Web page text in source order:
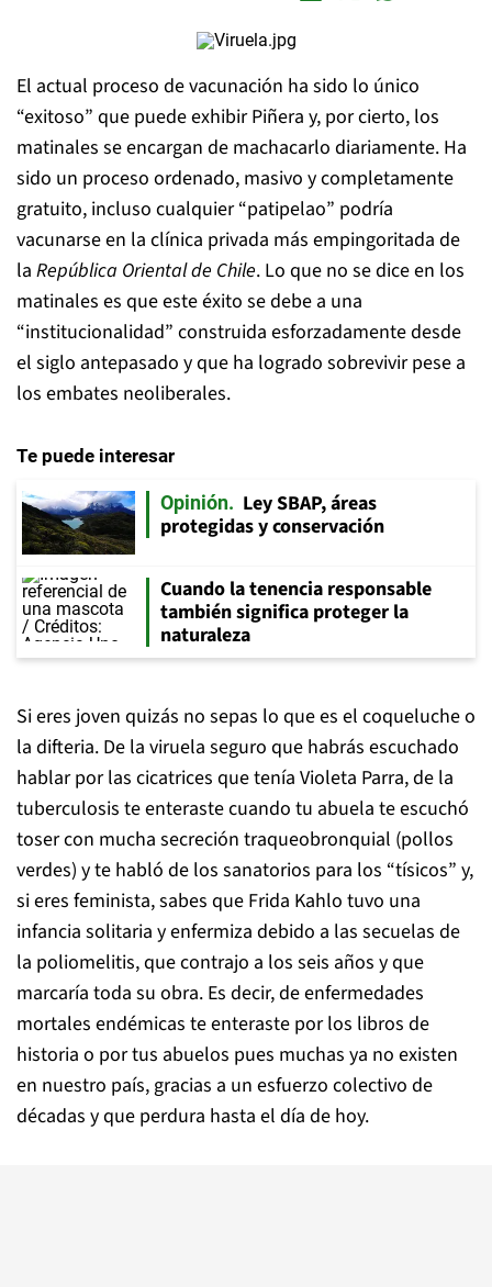
El actual proceso de vacunación ha sido lo único
“exitoso” que puede exhibir Piñera y, por cierto, los
matinales se encargan de machacarlo diariamente. Ha
sido un proceso ordenado, masivo y completamente
gratuito, incluso cualquier “patipelao” podría
vacunarse en la clínica privada más empingoritada de
la República Oriental de Chile. Lo que no se dice en los
matinales es que este éxito se debe a una
“institucionalidad” construida esforzadamente desde
el siglo antepasado y que ha logrado sobrevivir pese a
los embates neoliberales.
Te puede interesar
Opinión
Ley SBAP, áreas
protegidas y conservación
Cuando la tenencia responsable
también significa proteger la
naturaleza
Si eres joven quizás no sepas lo que es el coqueluche o
la difteria. De la viruela seguro que habrás escuchado
hablar por las cicatrices que tenía Violeta Parra, de la
tuberculosis te enteraste cuando tu abuela te escuchó
toser con mucha secreción traqueobronquial (pollos
verdes) y te habló de los sanatorios para los “tísicos” y,
si eres feminista, sabes que Frida Kahlo tuvo una
infancia solitaria y enfermiza debido a las secuelas de
la poliomelitis, que contrajo a los seis años y que
marcaría toda su obra. Es decir, de enfermedades
mortales endémicas te enteraste por los libros de
historia o por tus abuelos pues muchas ya no existen
en nuestro país, gracias a un esfuerzo colectivo de
décadas y que perdura hasta el día de hoy.